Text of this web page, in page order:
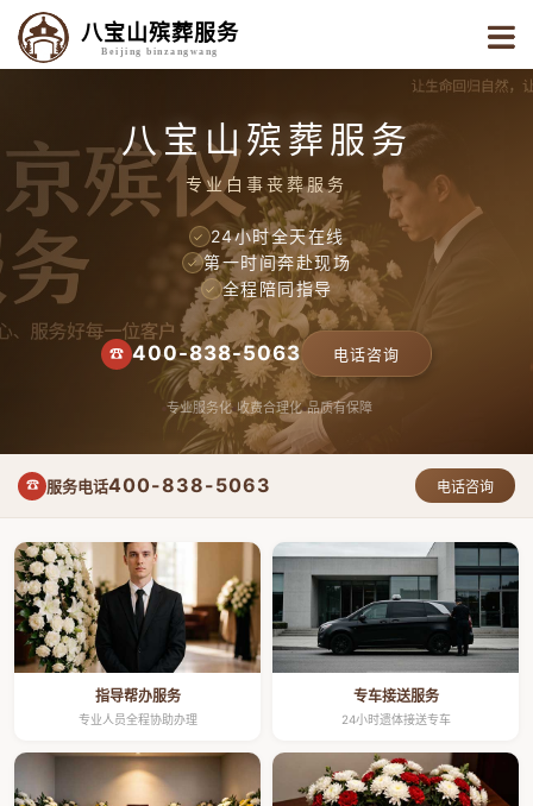
八宝山殡葬服务
Beijing binzangwang
八宝山殡葬服务
专业白事丧葬服务
✓ 24小时全天在线
✓ 第一时间奔赴现场
✓ 全程陪同指导
☎ 400-838-5063 电话咨询
专业服务化 收费合理化 品质有保障
☎ 服务电话400-838-5063 电话咨询
指导帮办服务
专业人员全程协助办理
专车接送服务
24小时遗体接送专车